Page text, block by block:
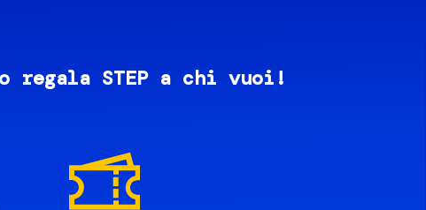
STEP a chi vuoi!